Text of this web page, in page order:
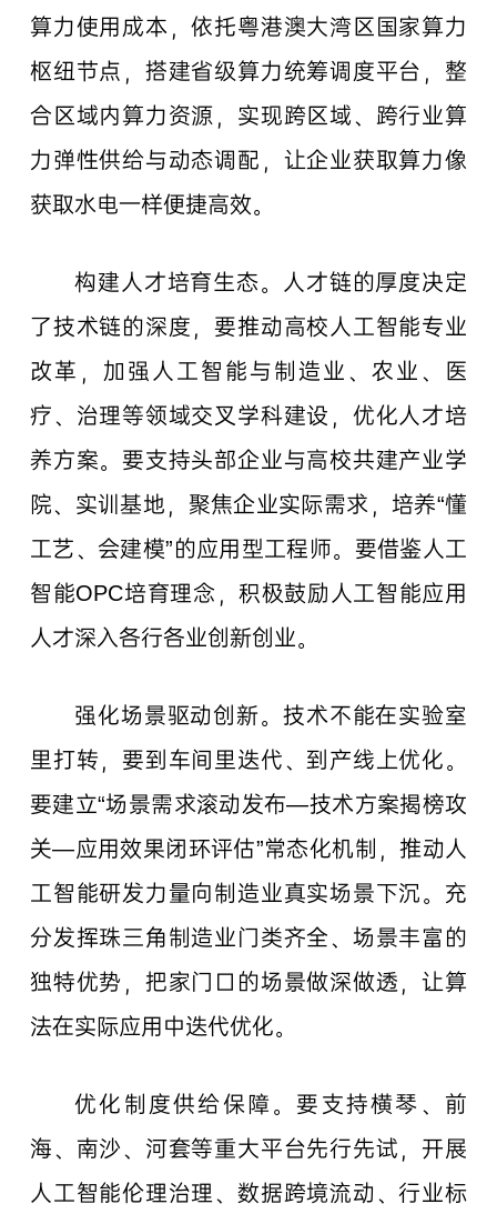
算力使用成本，依托粤港澳大湾区国家算力
枢纽节点，搭建省级算力统筹调度平台，整
合区域内算力资源，实现跨区域、跨行业算
力弹性供给与动态调配，让企业获取算力像
获取水电一样便捷高效。
构建人才培育生态。人才链的厚度决定
了技术链的深度，要推动高校人工智能专业
改革，加强人工智能与制造业、农业、医
疗、治理等领域交叉学科建设，优化人才培
养方案。要支持头部企业与高校共建产业学
院、实训基地，聚焦企业实际需求，培养“懂
工艺、会建模”的应用型工程师。要借鉴人工
智能OPC培育理念，积极鼓励人工智能应用
人才深入各行各业创新创业。
强化场景驱动创新。技术不能在实验室
里打转，要到车间里迭代、到产线上优化。
要建立“场景需求滚动发布—技术方案揭榜攻
关—应用效果闭环评估”常态化机制，推动人
工智能研发力量向制造业真实场景下沉。充
分发挥珠三角制造业门类齐全、场景丰富的
独特优势，把家门口的场景做深做透，让算
法在实际应用中迭代优化。
优化制度供给保障。要支持横琴、前
海、南沙、河套等重大平台先行先试，开展
人工智能伦理治理、数据跨境流动、行业标